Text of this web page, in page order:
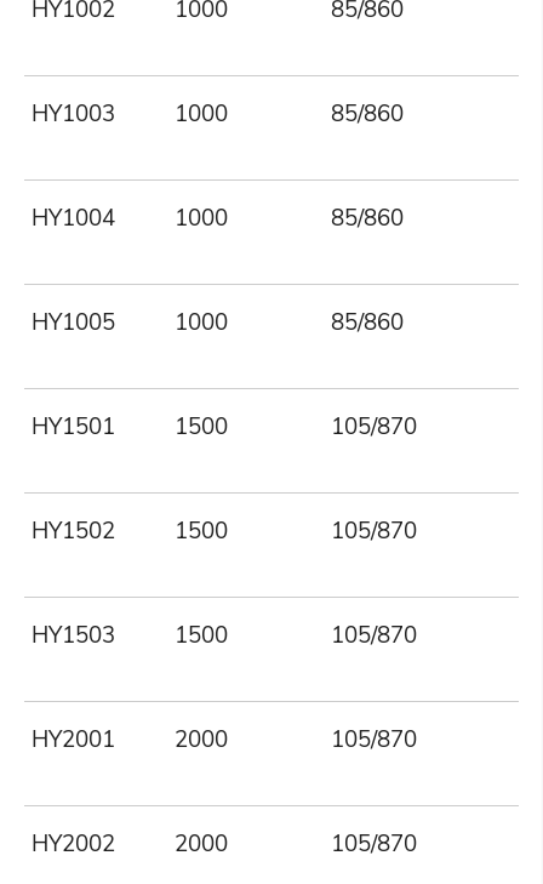
HY1002 1000 85/860
HY1003 1000 85/860
HY1004 1000 85/860
HY1005 1000 85/860
HY1501 1500 105/870
HY1502 1500 105/870
HY1503 1500 105/870
HY2001 2000 105/870
HY2002 2000 105/870